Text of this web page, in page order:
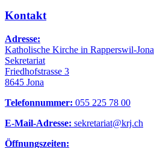
Kontakt
Adresse:
Katholische Kirche in Rapperswil-Jona
Sekretariat
Friedhofstrasse 3
8645 Jona
Telefonnummer: 055 225 78 00
E-Mail-Adresse: sekretariat@krj.ch
Öffnungszeiten: